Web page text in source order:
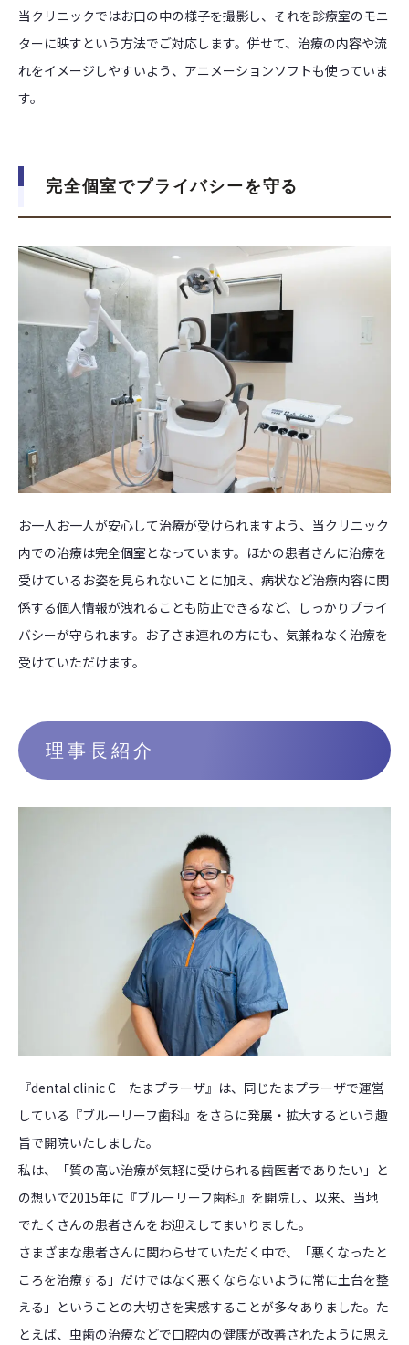
当クリニックではお口の中の様子を撮影し、それを診療室のモニ
ターに映すという方法でご対応します。併せて、治療の内容や流
れをイメージしやすいよう、アニメーションソフトも使っていま
す。
完全個室でプライバシーを守る
お一人お一人が安心して治療が受けられますよう、当クリニック
内での治療は完全個室となっています。ほかの患者さんに治療を
受けているお姿を見られないことに加え、病状など治療内容に関
係する個人情報が洩れることも防止できるなど、しっかりプライ
バシーが守られます。お子さま連れの方にも、気兼ねなく治療を
受けていただけます。
理事長紹介
『dental clinic C たまプラーザ』は、同じたまプラーザで運営
している『ブルーリーフ歯科』をさらに発展・拡大するという趣
旨で開院いたしました。
私は、「質の高い治療が気軽に受けられる歯医者でありたい」と
の想いで2015年に『ブルーリーフ歯科』を開院し、以来、当地
でたくさんの患者さんをお迎えしてまいりました。
さまざまな患者さんに関わらせていただく中で、「悪くなったと
ころを治療する」だけではなく悪くならないように常に土台を整
える」ということの大切さを実感することが多々ありました。た
とえば、虫歯の治療などで口腔内の健康が改善されたように思え